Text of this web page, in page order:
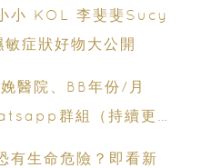
小 KOL 李斐斐Sucy
症狀好物大公開
醫院、BB年份/月
群組（持續更
有生命危險？即看新